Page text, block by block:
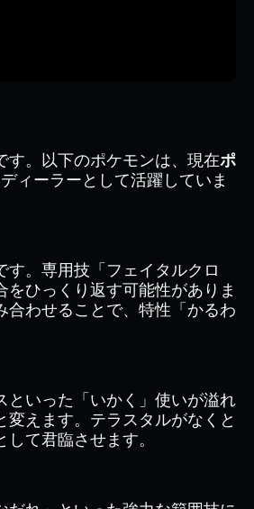
。以下のポケモンは、現在ポ
ィーラーとして活躍していま
。専用技「フェイタルクロ
ひっくり返す可能性がありま
わせることで、特性「かるわ
いった「いかく」使いが溢れ
えます。テラスタルがなくと
て君臨させます。